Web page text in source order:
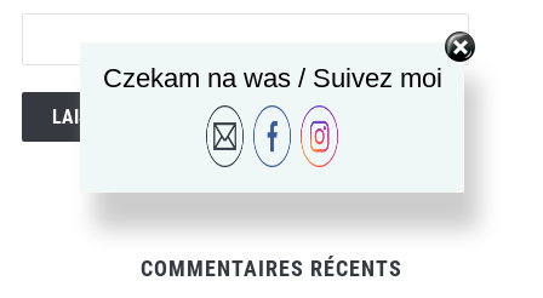
COMMENTAIRES RÉCENTS
Czekam na was / Suivez moi